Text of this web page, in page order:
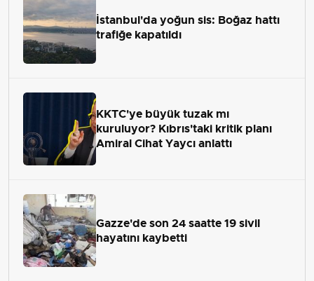
İstanbul'da yoğun sis: Boğaz hattı
trafiğe kapatıldı
KKTC'ye büyük tuzak mı
kuruluyor? Kıbrıs'taki kritik planı
Amiral Cihat Yaycı anlattı
Gazze'de son 24 saatte 19 sivil
hayatını kaybetti